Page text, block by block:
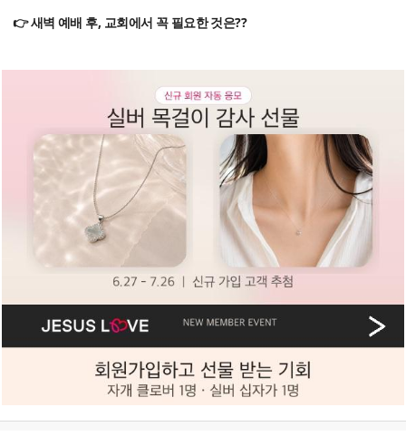
👉 새벽 예배 후, 교회에서 꼭 필요한 것은??